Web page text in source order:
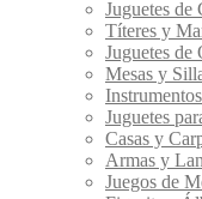
Juguetes de
Títeres y
Juguetes de
Mesas y
Juguetes
Casas y
Armas y
Juegos de